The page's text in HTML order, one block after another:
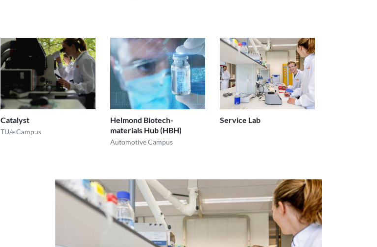
Catalyst
TU/e Campus
Helmond Biotech-
materials Hub (HBH)
Automotive Campus
Service Lab